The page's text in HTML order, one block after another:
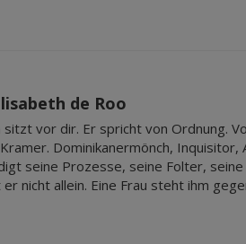
de Roo
vor dir. Er spricht von Ordnung.
Dominikanermönch,
seine Prozesse, seine Folter,
nicht allein. Eine Frau steht ihm